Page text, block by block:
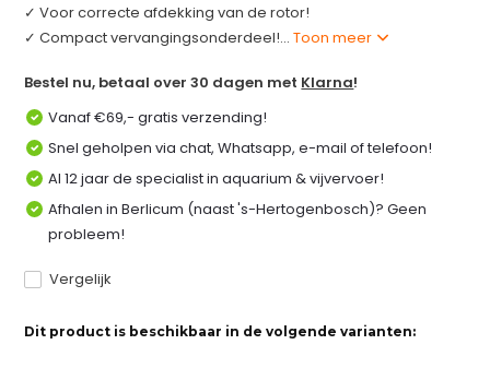
✓ Voor correcte afdekking van de rotor!
✓ Compact vervangingsonderdeel!...Toon meer
Bestel nu, betaal over 30 dagen met Klarna!
Vanaf €69,- gratis verzending!
Snel geholpen via chat, Whatsapp, e-mail of telefoon!
Al 12 jaar de specialist in aquarium & vijvervoer!
Afhalen in Berlicum (naast 's-Hertogenbosch)? Geen
probleem!
Vergelijk
Dit product is beschikbaar in de volgende varianten: